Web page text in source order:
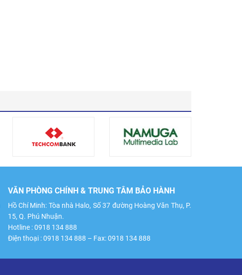
VĂN PHÒNG CHÍNH & TRUNG TÂM BẢO HÀNH
Hồ Chí Minh: Tòa nhà Halo, Số 37 đường Hoàng Văn Thụ, P.
15, Q. Phú Nhuận.
Hotline : 0918 134 888
Điện thoại : 0918 134 888 – Fax: 0918 134 888